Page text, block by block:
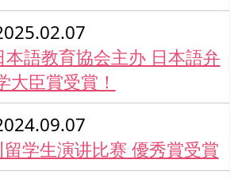
語教育協会主办 日本語弁
大臣賞受賞！
学生演讲比赛 優秀賞受賞